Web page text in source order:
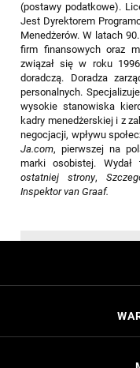
(postawy podatkowe).
Jest Dyrektorem
Menedżerów. W latach
firm finansowych oraz
związał się w roku
doradczą. Doradza
personalnych.
wysokie stanowiska
kadry menedżerskiej i z
negocjacji, wpływu
Ja.com, pierwszej na
marki osobistej.
ostatniej strony,
Inspektor van Graaf.